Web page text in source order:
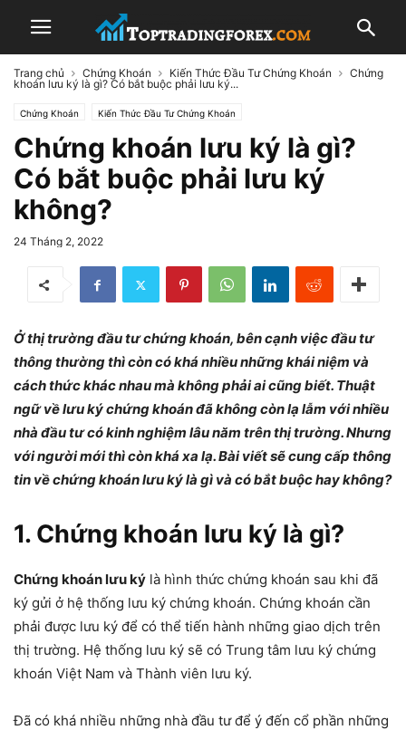
Trang chủ Chứng Khoán Kiến Thức Đầu Tư Chứng Khoán
Chứng
khoán lưu ký là gì? Có bắt buộc phải lưu ký...
Chứng Khoán Kiến Thức Đầu Tư Chứng Khoán
Chứng khoán lưu ký là gì?
Có bắt buộc phải lưu ký
không?
24 Tháng 2, 2022
Ở thị trường đầu tư chứng khoán, bên cạnh việc đầu tư
thông thường thì còn có khá nhiều những khái niệm và
cách thức khác nhau mà không phải ai cũng biết. Thuật
ngữ về lưu ký chứng khoán đã không còn lạ lẫm với nhiều
nhà đầu tư có kinh nghiệm lâu năm trên thị trường. Nhưng
với người mới thì còn khá xa lạ. Bài viết sẽ cung cấp thông
tin về chứng khoán lưu ký là gì và có bắt buộc hay không?
1. Chứng khoán lưu ký là gì?
Chứng khoán lưu ký là hình thức chứng khoán sau khi đã
ký gửi ở hệ thống lưu ký chứng khoán. Chứng khoán cần
phải được lưu ký để có thể tiến hành những giao dịch trên
thị trường. Hệ thống lưu ký sẽ có Trung tâm lưu ký chứng
khoán Việt Nam và Thành viên lưu ký.
Đã có khá nhiều những nhà đầu tư để ý đến cổ phần những